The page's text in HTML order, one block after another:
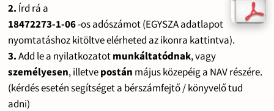
2. Írd rá a
18472273-1-06-os adószámot (EGYSZA adatlapot
nyomtatáshoz kitöltve elérheted az ikonra kattintva).
3.Add le a nyilatkozatotmunkáltatódnak, vagy
személyesen, illetvepostán május közepéig a NAV részére.
(kérdés esetén segítséget a bérszámfejtő / könyvelő tud
adni)